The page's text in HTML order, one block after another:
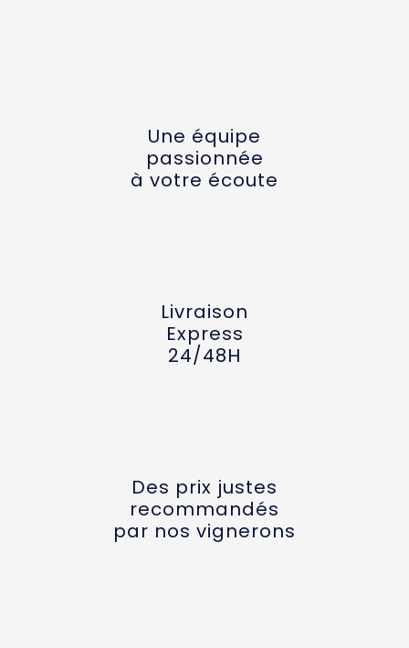
Une équipe
passionnée
à votre écoute
Livraison
Express
24/48H
Des prix justes
recommandés
par nos vignerons